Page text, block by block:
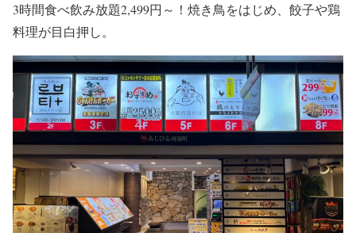
3時間食べ飲み放題2,499円～！焼き鳥をはじめ、餃子や鶏
料理が目白押し。